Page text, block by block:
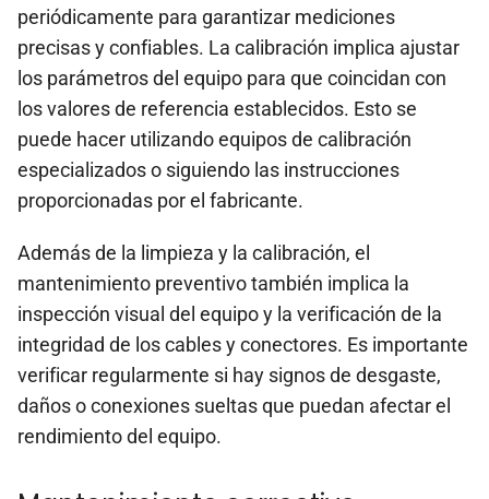
periódicamente para garantizar mediciones
precisas y confiables. La calibración implica ajustar
los parámetros del equipo para que coincidan con
los valores de referencia establecidos. Esto se
puede hacer utilizando equipos de calibración
especializados o siguiendo las instrucciones
proporcionadas por el fabricante.
Además de la limpieza y la calibración, el
mantenimiento preventivo también implica la
inspección visual del equipo y la verificación de la
integridad de los cables y conectores. Es importante
verificar regularmente si hay signos de desgaste,
daños o conexiones sueltas que puedan afectar el
rendimiento del equipo.